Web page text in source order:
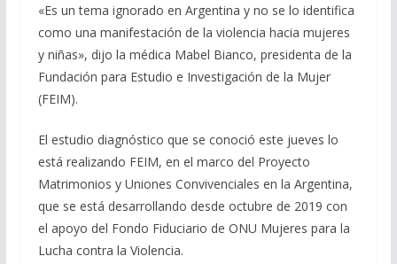
«Es un tema ignorado en Argentina y no se lo identifica
como una manifestación de la violencia hacia mujeres
y niñas», dijo la médica Mabel Bianco, presidenta de la
Fundación para Estudio e Investigación de la Mujer
(FEIM).
El estudio diagnóstico que se conoció este jueves lo
está realizando FEIM, en el marco del Proyecto
Matrimonios y Uniones Convivenciales en la Argentina,
que se está desarrollando desde octubre de 2019 con
el apoyo del Fondo Fiduciario de ONU Mujeres para la
Lucha contra la Violencia.